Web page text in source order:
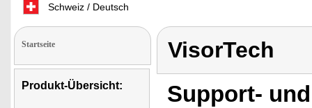
Schweiz / Deutsch
Startseite
Produkt-Übersicht:
VisorTech
Support-